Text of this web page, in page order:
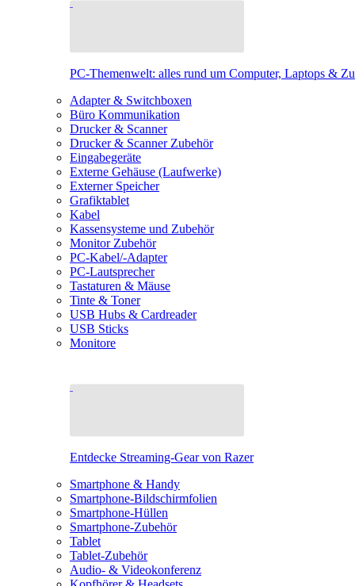
PC-Themenwelt: alles rund um Computer, Laptops &
Adapter & Switchboxen
Büro Kommunikation
Drucker & Scanner
Drucker & Scanner Zubehör
Eingabegeräte
Externe Gehäuse (Laufwerke)
Externer Speicher
Grafiktablet
Kabel
Kassensysteme und Zubehör
Monitor Zubehör
PC-Kabel/-Adapter
PC-Lautsprecher
Tastaturen & Mäuse
Tinte & Toner
USB Hubs & Cardreader
USB Sticks
Monitore
Entdecke Streaming-Gear von Razer
Smartphone & Handy
Smartphone-Bildschirmfolien
Smartphone-Hüllen
Smartphone-Zubehör
Tablet
Tablet-Zubehör
Audio- & Videokonferenz